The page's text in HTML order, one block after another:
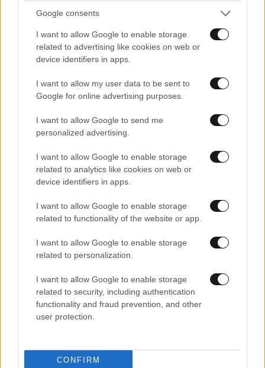
Google consents
I want to allow Google to enable storage
related to advertising like cookies on web or
device identifiers in apps.
I want to allow my user data to be sent to
Google for online advertising purposes.
I want to allow Google to send me
personalized advertising.
I want to allow Google to enable storage
related to analytics like cookies on web or
device identifiers in apps.
I want to allow Google to enable storage
related to functionality of the website or app.
I want to allow Google to enable storage
related to personalization.
I want to allow Google to enable storage
related to security, including authentication
functionality and fraud prevention, and other
user protection.
CONFIRM
ΕΛΛΑΔΑ1 ω. πριν
Γυναίκα έπεσε σε ακάλυπτο από τον 5ο όροφο
πολυκατοικίας στη Μιχαλακοπούλου –
Ανασύρθηκε χωρίς τις αισθήσεις της